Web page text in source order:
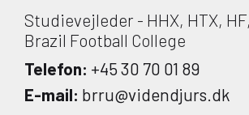
Studievejleder - HHX, HTX,
Brazil Football College
Telefon: +45 30 70 01 89
E-mail: brru@videndjurs.dk